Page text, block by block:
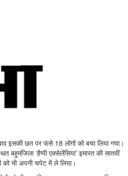
इसकी छत पर फंसे 18 लोगों को बचा लिया गया।
‘हैप्पी एक्सेलेंसिया’ इमारत की सातवीं
भी अपनी चपेट में ले लिया।